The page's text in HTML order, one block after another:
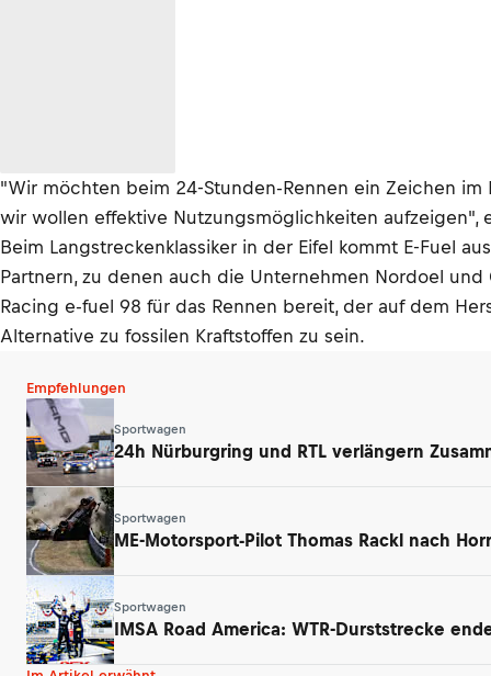
"Wir möchten beim 24-Stunden-Rennen ein Zeichen
wir wollen effektive Nutzungsmöglichkeiten aufzeigen",
Beim Langstreckenklassiker in der Eifel kommt E-Fuel
Partnern, zu denen auch die Unternehmen Nordoel
Racing e-fuel 98 für das Rennen bereit, der auf dem
Alternative zu fossilen Kraftstoffen zu sein.
Empfehlungen
Sportwagen
24h Nürburgring und RTL verlängern
Sportwagen
ME-Motorsport-Pilot Thomas Rackl nach
Sportwagen
IMSA Road America: WTR-Durststrecke